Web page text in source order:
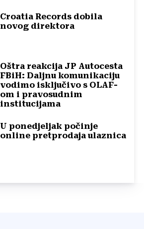
Croatia Records dobila
novog direktora
Oštra reakcija JP Autocesta
FBiH: Daljnu komunikaciju
vodimo isključivo s OLAF-
om i pravosudnim
institucijama
U ponedjeljak počinje
online pretprodaja ulaznica